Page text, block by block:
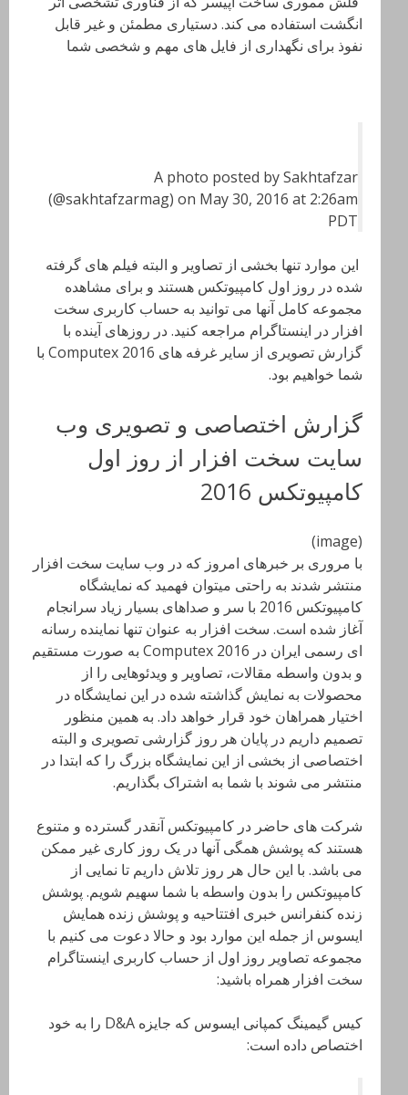
انگشت استفاده می کند. دستیاری مطمئن و غیر قابل
نفوذ برای نگهداری از فایل های مهم و شخصی شما
A photo posted by Sakhtafzar
(@sakhtafzarmag) on May 30, 2016 at 2:26am
PDT
این موارد تنها بخشی از تصاویر و البته فیلم های گرفته
شده در روز اول کامپیوتکس هستند و برای مشاهده
مجموعه کامل آنها می توانید به حساب کاربری سخت
افزار در اینستاگرام مراجعه کنید. در روزهای آینده با
گزارش تصویری از سایر غرفه های Computex 2016 با
شما خواهیم بود.
گزارش اختصاصی و تصویری وب
سایت سخت افزار از روز اول
کامپیوتکس 2016
(image)
با مروری بر خبرهای امروز که در وب سایت سخت افزار
منتشر شدند به راحتی میتوان فهمید که نمایشگاه
کامپیوتکس 2016 با سر و صداهای بسیار زیاد سرانجام
آغاز شده است. سخت افزار به عنوان تنها نماینده رسانه
ای رسمی ایران در Computex 2016 به صورت مستقیم
و بدون واسطه مقالات، تصاویر و ویدئوهایی را از
محصولات به نمایش گذاشته شده در این نمایشگاه در
اختیار همراهان خود قرار خواهد داد. به همین منظور
تصمیم داریم در پایان هر روز گزارشی تصویری و البته
اختصاصی از بخشی از این نمایشگاه بزرگ را که ابتدا در
منتشر می شوند با شما به اشتراک بگذاریم.
شرکت های حاضر در کامپیوتکس آنقدر گسترده و متنوع
هستند که پوشش همگی آنها در یک روز کاری غیر ممکن
می باشد. با این حال هر روز تلاش داریم تا نمایی از
کامپیوتکس را بدون واسطه با شما سهیم شویم. پوشش
زنده کنفرانس خبری افتتاحیه و پوشش زنده همایش
ایسوس از جمله این موارد بود و حالا دعوت می کنیم با
مجموعه تصاویر روز اول از حساب کاربری اینستاگرام
سخت افزار همراه باشید:
کیس گیمینگ کمپانی ایسوس که جایزه D&A را به خود
اختصاص داده است: